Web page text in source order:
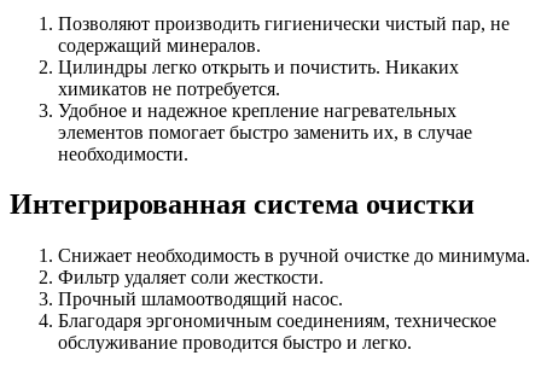
Позволяют производить гигиенически чистый пар, не
содержащий минералов.
Цилиндры легко открыть и почистить. Никаких
химикатов не потребуется.
Удобное и надежное крепление нагревательных
элементов помогает быстро заменить их, в случае
необходимости.
Интегрированная система очистки
Снижает необходимость в ручной очистке до минимума.
Фильтр удаляет соли жесткости.
Прочный шламоотводящий насос.
Благодаря эргономичным соединениям, техническое
обслуживание проводится быстро и легко.